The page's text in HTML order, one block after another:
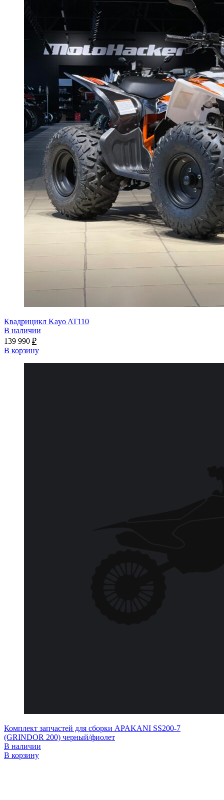
Квадрицикл Kayo AT110
В наличии
139 990 ₽
В корзину
Комплект запчастей для сборки APAKANI SS200-7
(GRINDOR 200) черный/фиолет
В наличии
В корзину